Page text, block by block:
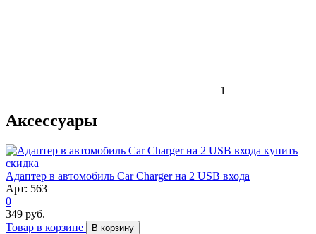
1
Аксессуары
скидка
Адаптер в автомобиль Car Charger на 2 USB входа
Арт: 563
0
349 руб.
Товар в корзине
В корзину